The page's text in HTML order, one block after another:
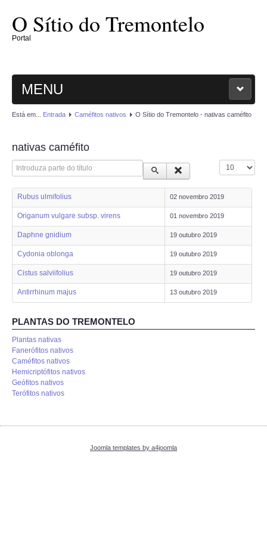
O Sítio do Tremontelo
Portal
MENU
ENTRADA
O SÍTIO
PLANTAE
MAGNOLIOPHYTAE
FUNGI
ANIMALIA
PROCESSOS
VISITAS
ACERCA DE
Está em... Entrada Caméfitos nativos O Sítio do Tremontelo - nativas caméfito
nativas caméfito
Introduza parte do título Qtd. a mostrar
Rubus ulmifolius 02 novembro 2019
Origanum vulgare subsp. virens 01 novembro 2019
Daphne gnidium 19 outubro 2019
Cydonia oblonga 19 outubro 2019
Cistus salviifolius 19 outubro 2019
Antirrhinum majus 13 outubro 2019
PLANTAS DO TREMONTELO
Plantas nativas
Fanerófitos nativos
Caméfitos nativos
Hemicriptófitos nativos
Geófitos nativos
Terófitos nativos
Joomla templates by a4joomla